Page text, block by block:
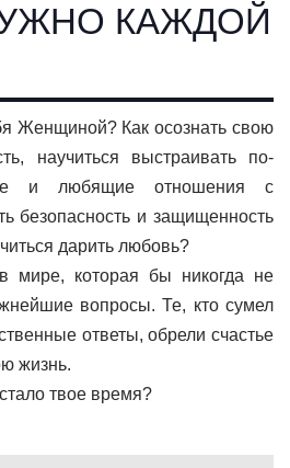
КАЖДОЙ
Женщиной? Как осознать свою
научиться выстраивать по-
и любящие отношения с
безопасность и защищенность
дарить любовь?
мире, которая бы никогда не
вопросы. Те, кто сумел
ответы, обрели счастье
жизнь.
твое время?